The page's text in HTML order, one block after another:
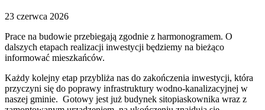
23 czerwca 2026
Prace na budowie przebiegają zgodnie z harmonogramem. O
dalszych etapach realizacji inwestycji będziemy na bieżąco
informować mieszkańców.
Każdy kolejny etap przybliża nas do zakończenia inwestycji, która
przyczyni się do poprawy infrastruktury wodno-kanalizacyjnej w
naszej gminie. Gotowy jest już budynek sitopiaskownika wraz z